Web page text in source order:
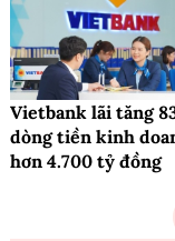
Vietbank lãi tăng
dòng tiền kinh
hơn 4.700 tỷ đồng